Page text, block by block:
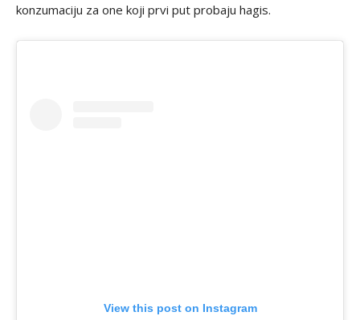
konzumaciju za one koji prvi put probaju hagis.
View this post on Instagram